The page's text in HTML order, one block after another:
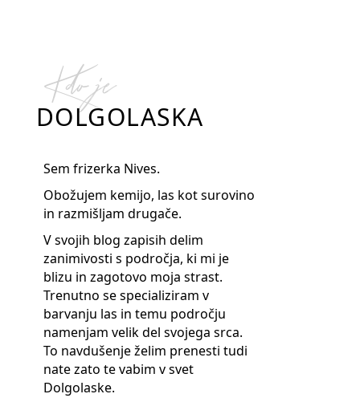
Kdo je
DOLGOLASKA
Sem frizerka Nives.
Obožujem kemijo, las kot surovino
in razmišljam drugače.
V svojih blog zapisih delim
zanimivosti s področja, ki mi je
blizu in zagotovo moja strast.
Trenutno se specializiram v
barvanju las in temu področju
namenjam velik del svojega srca.
To navdušenje želim prenesti tudi
nate zato te vabim v svet
Dolgolaske.